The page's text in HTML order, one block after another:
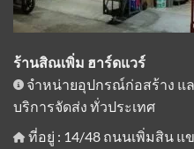
ร้านสิณเพิ่ม ฮาร์ดแวร์
จำหน่ายอุปกรณ์ก่อสร้าง แ
บริการจัดส่ง ทั่วประเทศ
ที่อยู่ : 14/48 ถนนเพิ่มสิน แ